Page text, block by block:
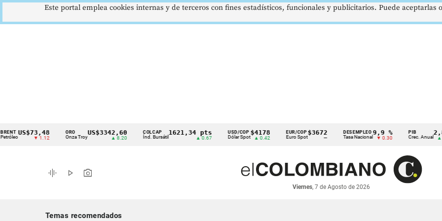
Cintillo
indicadores
económicos
US$73,48
▼ 1.12
ORO
Onza Troy
US$3342,60 COLCAP
Índ. Bursátil
1621,34 pts USD/COP
Dólar Spot
$4178
▲ 0.42
EUR/COP
Euro Spot
$3672
—
DESEMPLEO
Tasa Nacional
9,9 %
▼ 0.30
PIB
Crec. Anual
2,8 %
▲ 0.10
graphic_eq play_arrow photo_camera
Viernes, 7 de Agosto de 2026
Temas recomendados
Este portal emplea cookies internas y de terceros con fines estadísticos, funcionales y publicitarios. Puede aceptarlas